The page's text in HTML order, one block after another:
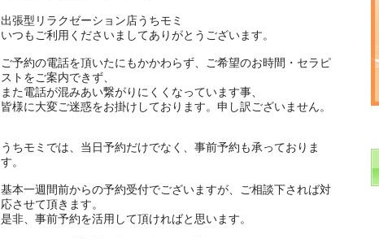
出張型リラクゼーション店うちモミ
いつもご利用くださいましてありがとうございます。
ご予約の電話を頂いたにもかかわらず、ご希望のお時間・セラピ
ストをご案内できず、
また電話が混みあい繋がりにくくなっています事、
皆様に大変ご迷惑をお掛けしております。申し訳ございません。
うちモミでは、当日予約だけでなく、事前予約も承っておりま
す。
基本一週間前からの予約受付でございますが、ご相談下されば対
応させて頂きます。
是非、事前予約を活用して頂ければと思います。